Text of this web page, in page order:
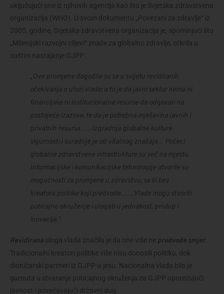
uključujući one iz njihovih agencija kao što je Svjetska zdravstvena
organizacija (WHO). U svom dokumentu „Povezani za zdravlje“ iz
2005. godine, Svjetska zdravstvena organizacija je, spominjući što
„Milenijski razvojni ciljevi“ znače za globalno zdravlje, otkrila u
suštini nastajanje GJPP:
„Ove promjene dogodile su se u svijetu revidiranih
očekivanja o ulozi vlade: a to je da javni sektor nema ni
financijske ni institucionalne resurse da odgovori na
postojeće izazove, te da je potrebna mješavina javnih i
privatnih resursa……Izgradnja globalne kulture
sigurnosti i suradnje je od vitalnog značaja… Počeci
globalne zdravstvene infrastrukture su već na mjestu.
Informacijske i komunikacijske tehnologije otvorile su
mogućnosti za promjene u zdravstvu, sa ili bez
kreatora politike koji predvode…….Vlade mogu stvoriti
poticajno okruženje i ulagati u jednakost, pristup i
inovacije.”
Revidirana uloga vlada značila je da one više ne predvode smjer
Tradicionalni kreatori politike više nisu donosili politiku, dok
dioničarski partneri iz GJPP-a jesu. Nacionalna vlada bila je
gurnuta u stvaranje poticajnog okruženja za GJPP oporezujući
javnost i povećavajući državni dug.